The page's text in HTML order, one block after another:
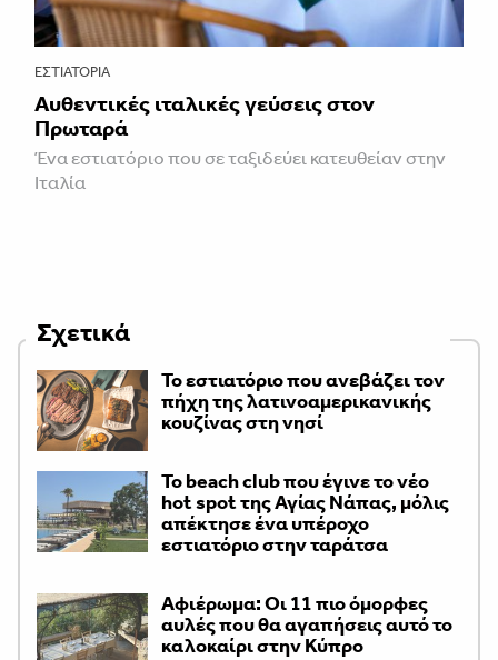
ΕΣΤΙΑΤΌΡΙΑ
Αυθεντικές ιταλικές γεύσεις στον
Πρωταρά
Ένα εστιατόριο που σε ταξιδεύει κατευθείαν στην
Ιταλία
Σχετικά
Το εστιατόριο που ανεβάζει τον
πήχη της λατινοαμερικανικής
κουζίνας στη νησί
Το beach club που έγινε το νέο
hot spot της Αγίας Νάπας, μόλις
απέκτησε ένα υπέροχο
εστιατόριο στην ταράτσα
Αφιέρωμα: Οι 11 πιο όμορφες
αυλές που θα αγαπήσεις αυτό το
καλοκαίρι στην Κύπρο